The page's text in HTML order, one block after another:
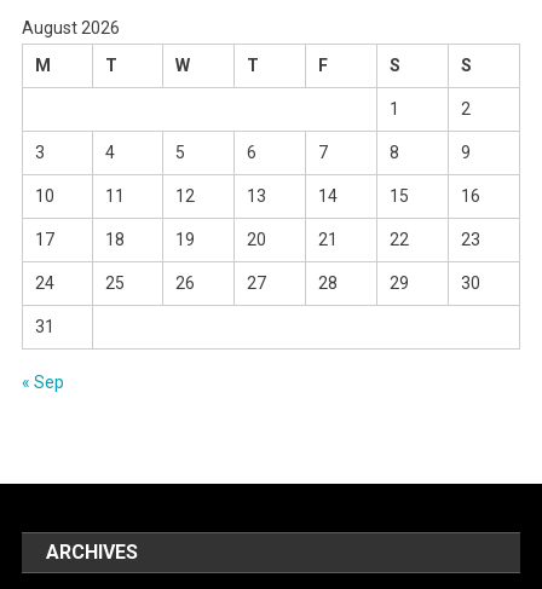
August 2026
M
T W T F S S
1 2
3 4 5 6 7 8 9
10 11 12 13 14 15 16
17 18 19 20 21 22 23
24 25 26 27 28 29 30
31
« Sep
ARCHIVES